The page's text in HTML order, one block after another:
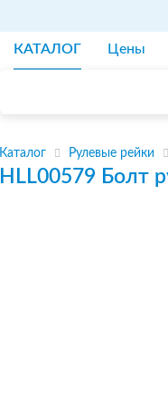
КАТАЛОГ Цены
Каталог Рулевые рейки
HLL00579 Болт